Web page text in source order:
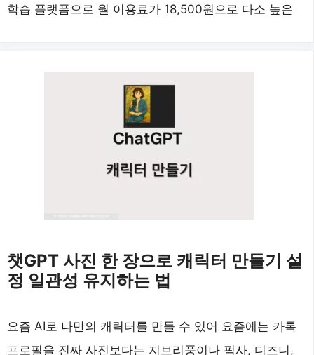
학습 플랫폼으로 월 이용료가 18,500원으로 다소 높은
챗GPT 사진 한 장으로 캐릭터 만들기 설
정 일관성 유지하는 법
요즘 AI로 나만의 캐릭터를 만들 수 있어 요즘에는 카톡
프로필을 진짜 사진보다는 지브리풍이나 픽사, 디즈니,